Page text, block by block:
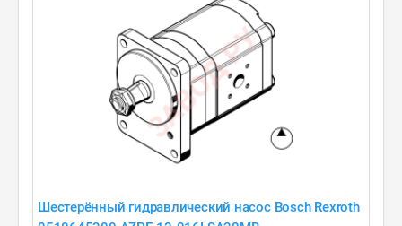
Шестерённый гидравлический насос Bosch Rexroth